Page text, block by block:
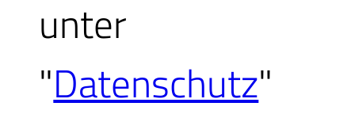
unter
"Datenschutz"